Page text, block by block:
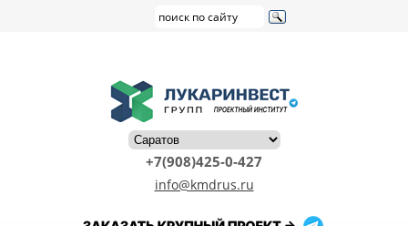
+7(908)425-0-427
info@kmdrus.ru